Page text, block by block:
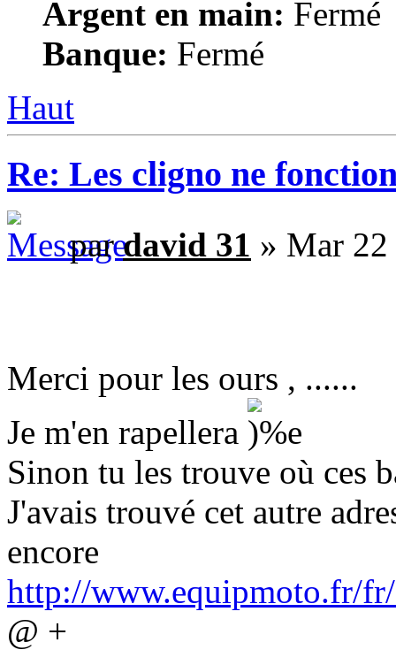
Argent en main: Fermé
Banque: Fermé
Haut
Re: Les cligno ne
pardavid 31 » Mar
Merci pour les ours , ......
Je m'en rapellera
Sinon tu les trouve où ces
J'avais trouvé cet autre
encore
http://www.equipmoto.fr/
@ +